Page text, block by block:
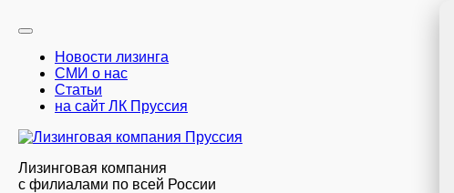
Новости лизинга
СМИ о нас
Статьи
на сайт ЛК Пруссия
Лизинговая компания
с филиалами по всей России